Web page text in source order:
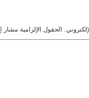
الحقول الإلزامية مشار